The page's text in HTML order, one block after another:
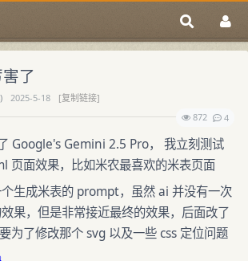
了
2025-5-18
[复制链接]
872
4
Google's Gemini 2.5 Pro， 我立刻测试
页面效果，比如米农最喜欢的米表页面
生成米表的 prompt，虽然 ai 并没有一次
果，但是非常接近最终的效果，后面改了
为了修改那个 svg 以及一些 css 定位问题